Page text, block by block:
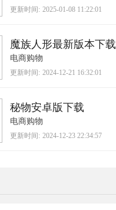
更新时间: 2025-01-08 11:22:01
魔族人形最新版本下载
电商购物
更新时间: 2024-12-21 16:32:01
秘物安卓版下载
电商购物
更新时间: 2024-12-23 22:34:57